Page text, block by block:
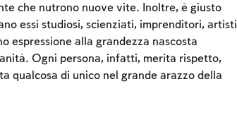
che nutrono nuove vite. Inoltre, è giusto
essi studiosi, scienziati, imprenditori, artisti
espressione alla grandezza nascosta
Ogni persona, infatti, merita rispetto,
qualcosa di unico nel grande arazzo della